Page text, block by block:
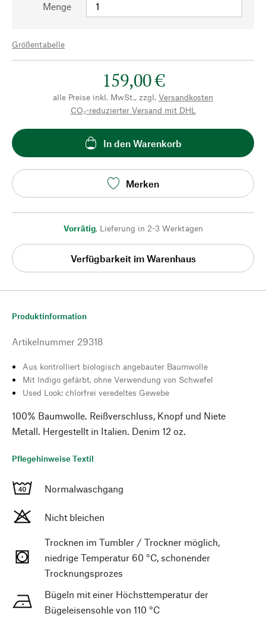
Menge
Größentabelle
159,00 €
alle Preise inkl. MwSt., zzgl. Versandkosten
CO₂-reduzierter Versand mit DHL
In den Warenkorb
Merken
Vorrätig, Lieferung in 2-3 Werktagen
Verfügbarkeit im Warenhaus
Produktinformation
Artikelnummer 29318
Aus kontrolliert biologisch angebauter Baumwolle
Mit Indigo gefärbt, ohne Verwendung von Schwefel
Used Look: chlorfrei veredeltes Gewebe
100% Baumwolle. Reißverschluss, Knopf und Niete
Metall. Hergestellt in Italien. Denim 12 oz.
Pflegehinweise Textil
Normalwaschgang
Nicht bleichen
Trocknen im Tumbler / Trockner möglich,
niedrige Temperatur 60 °C, schonender
Trocknungsprozes
Bügeln mit einer Höchsttemperatur der
Bügeleisensohle von 110 °C